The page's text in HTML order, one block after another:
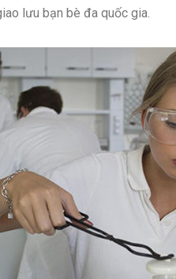
lưu bạn bè đa quốc gia.